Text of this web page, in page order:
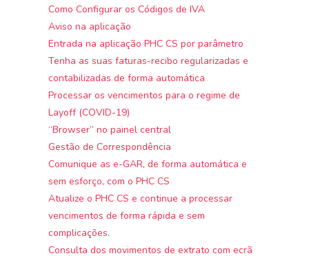
Como Configurar os Códigos de IVA
Aviso na aplicação
Entrada na aplicação PHC CS por parâmetro
Tenha as suas faturas-recibo regularizadas e
contabilizadas de forma automática
Processar os vencimentos para o regime de
Layoff (COVID-19)
“Browser” no painel central
Gestão de Correspondência
Comunique as e-GAR, de forma automática e
sem esforço, com o PHC CS
Atualize o PHC CS e continue a processar
vencimentos de forma rápida e sem
complicações.
Consulta dos movimentos de extrato com ecrã